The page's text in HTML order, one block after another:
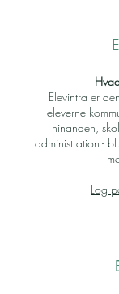
Elevintra er
eleverne
hinanden,
administration -
Log